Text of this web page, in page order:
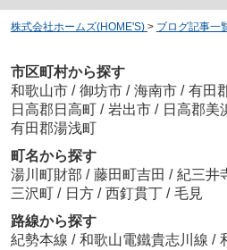
株式会社ホームズ(HOME'S) > ブログ記事一
市区町村から探す
和歌山市 / 御坊市 / 海南市 / 有田
日高郡日高町 / 岩出市 / 日高郡美
有田郡湯浅町
町名から探す
湯川町財部 / 藤田町吉田 / 紀三井
三沢町 / 日方 / 西釘貫丁 / 毛見
路線から探す
紀勢本線 / 和歌山電鐵貴志川線 /